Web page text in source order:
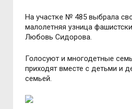
На участке № 485 выбрала
малолетняя узница
Любовь Сидорова.
Голосуют и многодетные
приходят вместе с детьми и
семьей.